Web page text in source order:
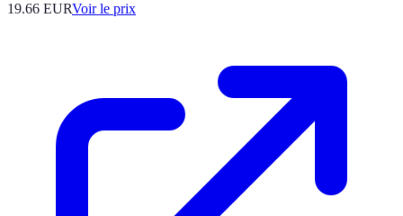
19.66 EURVoir le prix